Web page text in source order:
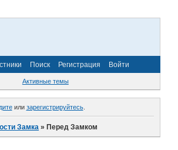
Поиск Регистрация Войти
Активные темы
или зарегистрируйтесь.
Замка »Перед Замком